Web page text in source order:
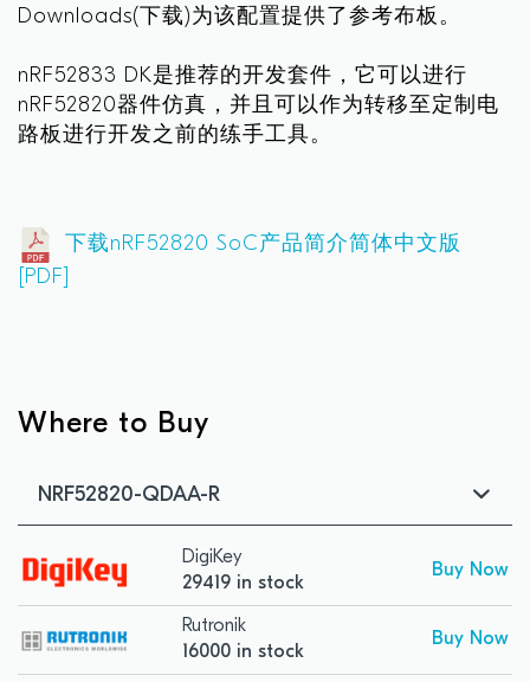
Downloads(下载)为该配置提供了参考布板。
nRF52833 DK是推荐的开发套件，它可以进行
nRF52820器件仿真，并且可以作为转移至定制电
路板进行开发之前的练手工具。
下载nRF52820 SoC产品简介简体中文版
[PDF]
Where to Buy
NRF52820-QDAA-R
DigiKey
29419 in stock
Buy Now
Rutronik
16000 in stock
Buy Now